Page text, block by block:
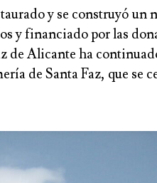
y se construyó un
y financiado por las
de Alicante ha
de Santa Faz, que se